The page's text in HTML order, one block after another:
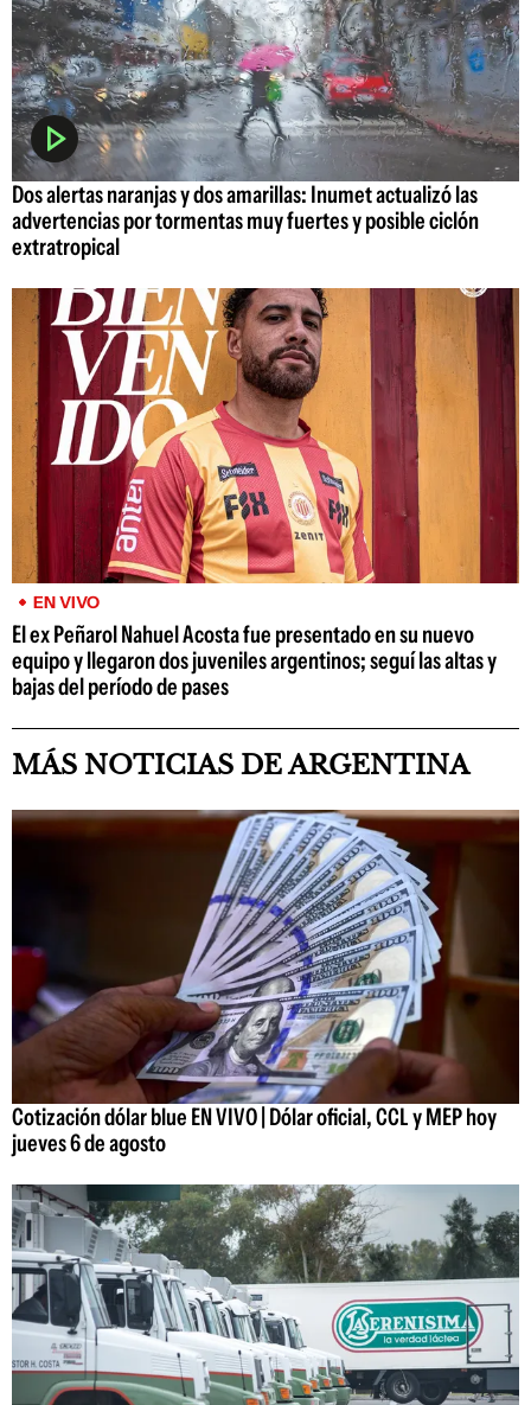
Dos alertas naranjas y dos amarillas: Inumet actualizó las
advertencias por tormentas muy fuertes y posible ciclón
extratropical
EN VIVO
El ex Peñarol Nahuel Acosta fue presentado en su nuevo
equipo y llegaron dos juveniles argentinos; seguí las altas y
bajas del período de pases
MÁS NOTICIAS DE ARGENTINA
Cotización dólar blue EN VIVO | Dólar oficial, CCL y MEP hoy
jueves 6 de agosto